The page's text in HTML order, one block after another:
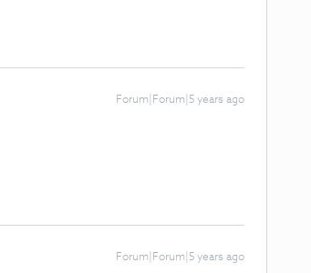
Forum|Forum|5 years ago
Forum|Forum|5 years ago